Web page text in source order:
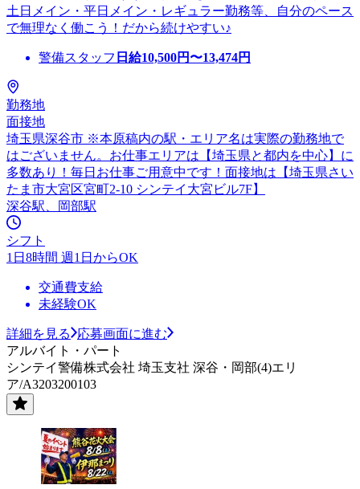
土日メイン・平日メイン・レギュラー勤務等、自分のペース
で無理なく働こう！だから続けやすい♪
警備スタッフ 日給10,500円〜13,474円
勤務地
面接地
埼玉県深谷市 ※本原稿内の駅・エリア名は実際の勤務地で
はございません。お仕事エリアは【埼玉県と都内を中心】に
多数あり！毎日お仕事ご用意中です！面接地は【埼玉県さい
たま市大宮区宮町2-10 シンテイ大宮ビル7F】
深谷駅、岡部駅
シフト
1日8時間 週1日からOK
交通費支給
未経験OK
詳細を見る
応募画面に進む
アルバイト・パート
シンテイ警備株式会社 埼玉支社 深谷・岡部(4)エリ
ア/A3203200103